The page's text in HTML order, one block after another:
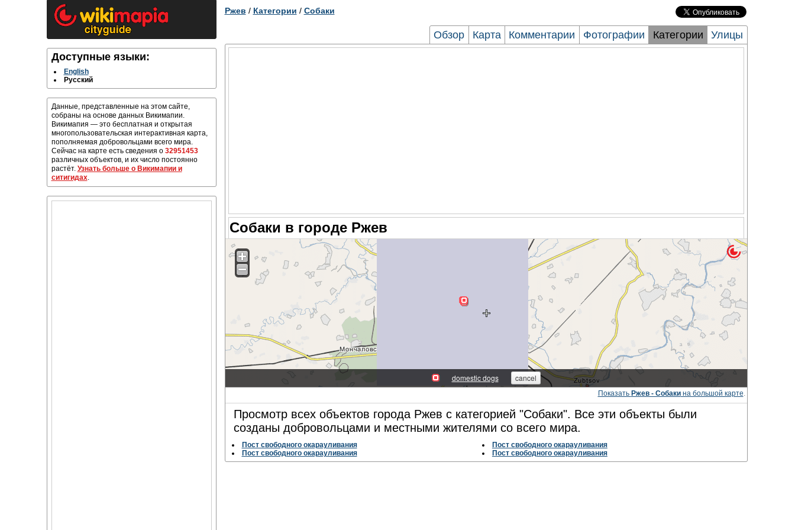
Доступные языки:
English
Русский
Данные, представленные на этом сайте,
собраны на основе данных Викимапии.
Викимапия — это бесплатная и открытая
многопользовательская интерактивная карта,
пополняемая добровольцами всего мира.
Сейчас на карте есть сведения о 32951453
различных объектов, и их число постоянно
растёт. Узнать больше о Викимапии и
ситигидах.
Ржев / Категории / Собаки
Обзор Карта Комментарии Фотографии Категории Улицы
Собаки в городе Ржев
Показать Ржев - Собакина большой карте.
Просмотр всех объектов города Ржев с категорией "Собаки". Все эти объекты были
созданы добровольцами и местными жителями со всего мира.
Пост свободного окарауливания
Пост свободного окарауливания
Пост свободного окарауливания
Пост свободного окарауливания